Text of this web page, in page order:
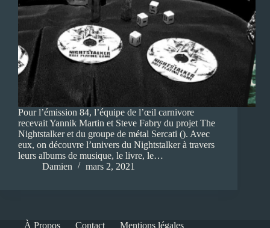
Pour l’émission 84, l’équipe de l’œil carnivore
recevait Yannik Martin et Steve Fabry du projet The
Nightstalker et du groupe de métal Sercati (). Avec
eux, on découvre l’univers du Nightstalker à travers
leurs albums de musique, le livre, le…
Damien
mars 2, 2021
À Propos Contact Mentions légales